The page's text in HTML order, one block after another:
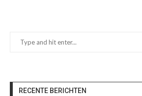
RECENTE BERICHTEN